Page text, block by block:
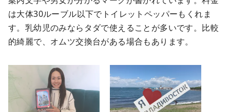
は大体30ルーブル以下でトイレットペッパーもくれま
す。乳幼児のみならタダで使えることが多いです。比較
的綺麗で、オムツ交換台がある場合もあります。